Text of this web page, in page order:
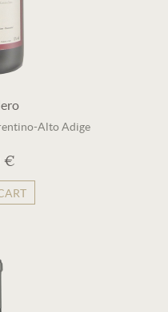
Alto Adige
€